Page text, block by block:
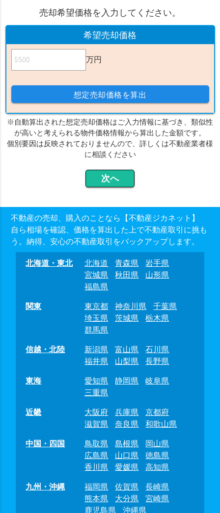
売却希望価格を入力してください。
希望売却価格
万円
想定売却価格を算出
※自動算出された想定売却価格はご入力情報に基づき、類似性
が高いと考えられる物件価格情報から算出した金額です。
個別要因は反映されておりませんので、詳しくは不動産業者様
に相談ください
不動産の売却、購入のことなら【不動産ジカネット】
自ら相場を確認、価格を算出した上で不動産取引に挑も
う。納得、安心の不動産取引をバックアップします。
北海道・東北 北海道 青森県
岩手県
宮城県
秋田県
山形県
福島県
関東
東京都 神奈川県
千葉県
埼玉県
茨城県
栃木県
群馬県
信越・北陸
新潟県 富山県
石川県
福井県
山梨県
長野県
東海
愛知県 静岡県
岐阜県
三重県
近畿
大阪府 兵庫県
京都府
滋賀県
奈良県
和歌山県
中国・四国
鳥取県 島根県
岡山県
広島県
山口県
徳島県
香川県
愛媛県
高知県
九州・沖縄
福岡県 佐賀県
長崎県
熊本県
大分県
宮崎県
鹿児島県
沖縄県